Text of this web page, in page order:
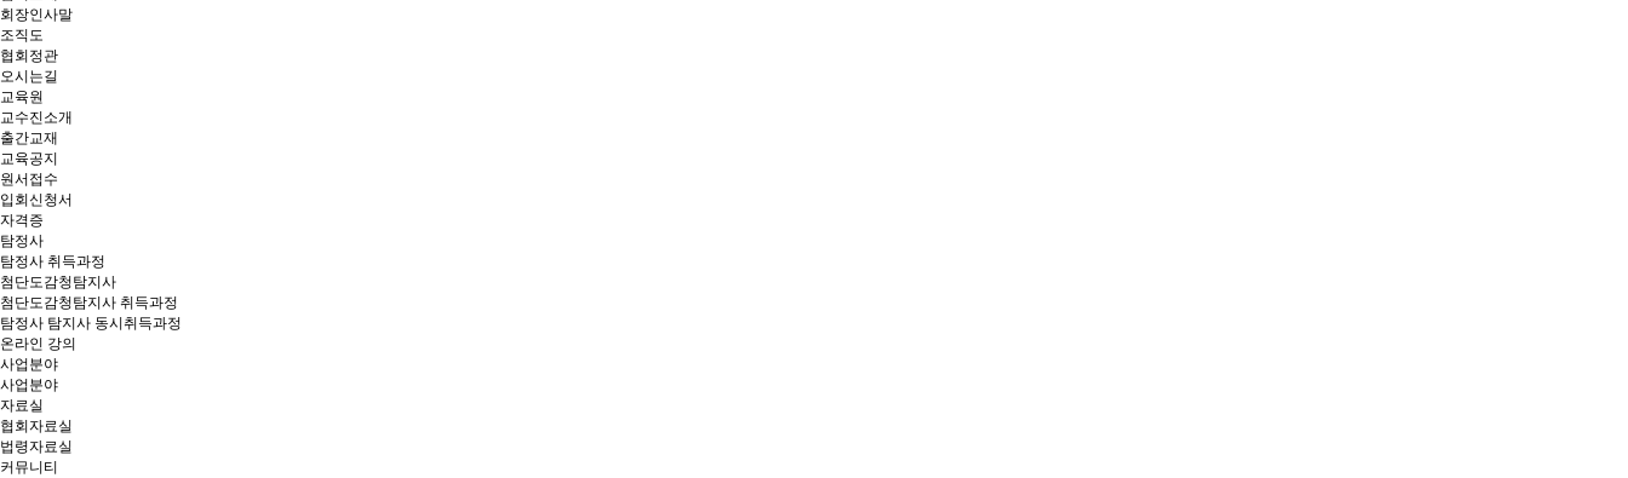
회장인사말
조직도
협회정관
오시는길
교육원
교수진소개
출간교재
교육공지
원서접수
입회신청서
자격증
탐정사
탐정사 취득과정
첨단도감청탐지사
첨단도감청탐지사 취득과정
탐정사 탐지사 동시취득과정
온라인 강의
사업분야
사업분야
자료실
협회자료실
법령자료실
커뮤니티